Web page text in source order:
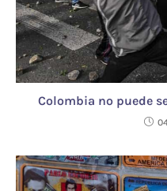
Colombia no puede